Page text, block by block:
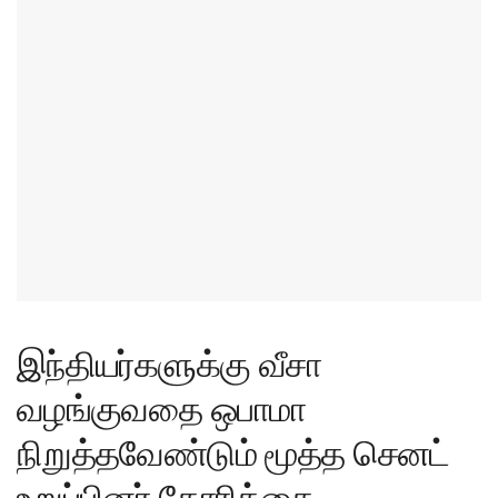
இந்தியர்களுக்கு வீசா
வழங்குவதை ஒபாமா
நிறுத்தவேண்டும் மூத்த செனட்